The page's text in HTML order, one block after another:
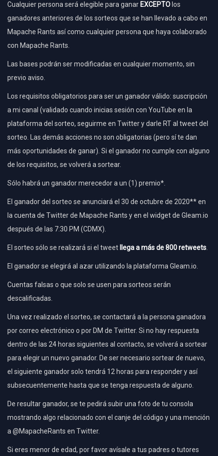
Cualquier persona será elegible para ganar EXCEPTO los
ganadores anteriores de los sorteos que se han llevado a cabo en
Mapache Rants así como cualquier persona que haya colaborado
con Mapache Rants.
Las bases podrán ser modificadas en cualquier momento, sin
previo aviso.
Los requisitos obligatorios para ser un ganador válido: suscripción
a mi canal (validado cuando inicias sesión con YouTube en la
plataforma del sorteo, seguirme en Twitter y darle RT al tweet del
sorteo. Las demás acciones no son obligatorias (pero sí te dan
más oportunidades de ganar). Si el ganador no cumple con alguno
de los requisitos, se volverá a sortear.
Sólo habrá un ganador merecedor a un (1) premio*.
El ganador del sorteo se anunciará el 30 de octubre de 2020** en
la cuenta de Twitter de Mapache Rants y en el widget de Gleam.io
después de las 7:30 PM (CDMX).
El sorteo sólo se realizará si el tweet llega a más de 800 retweets
El ganador se elegirá al azar utilizando la plataforma Gleam.io.
Cuentas falsas o que solo se usen para sorteos serán
descalificadas.
Una vez realizado el sorteo, se contactará a la persona ganadora
por correo electrónico o por DM de Twitter. Si no hay respuesta
dentro de las 24 horas siguientes al contacto, se volverá a sortear
para elegir un nuevo ganador. De ser necesario sortear de nuevo,
el siguiente ganador solo tendrá 12 horas para responder y así
subsecuentemente hasta que se tenga respuesta de alguno.
De resultar ganador, se te pedirá subir una foto de tu consola
mostrando algo relacionado con el canje del código y una mención
a @MapacheRants en Twitter.
Si eres menor de edad, por favor avísale a tus padres o tutores